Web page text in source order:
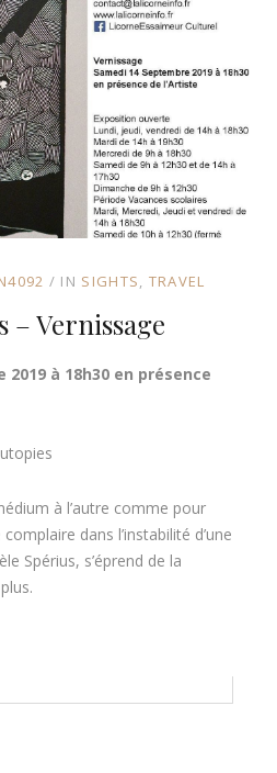
IN SIGHTS TRAVEL
– Vernissage
2019 à 18h30 en présence
à l’autre comme pour
dans l’instabilité d’une
Spérius, s’éprend de la